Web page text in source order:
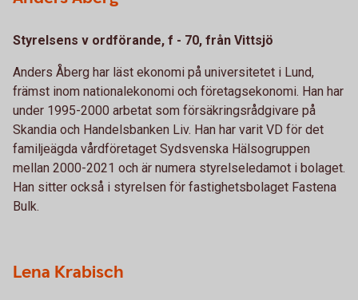
Styrelsens v ordförande, f - 70, från Vittsjö
Anders Åberg har läst ekonomi på universitetet i Lund,
främst inom nationalekonomi och företagsekonomi. Han har
under 1995-2000 arbetat som försäkringsrådgivare på
Skandia och Handelsbanken Liv. Han har varit VD för det
familjeägda vårdföretaget Sydsvenska Hälsogruppen
mellan 2000-2021 och är numera styrelseledamot i bolaget.
Han sitter också i styrelsen för fastighetsbolaget Fastena
Bulk.
Lena Krabisch